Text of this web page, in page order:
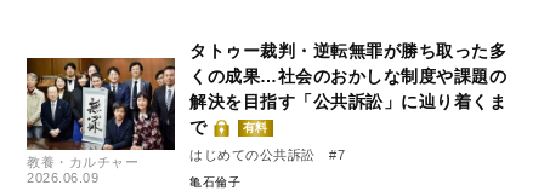
教養・カルチャー
2026.06.09
タトゥー裁判・逆転無罪が勝ち取った多
くの成果…社会のおかしな制度や課題の
解決を目指す「公共訴訟」に辿り着くま
で
有料
はじめての公共訴訟 #7
亀石倫子